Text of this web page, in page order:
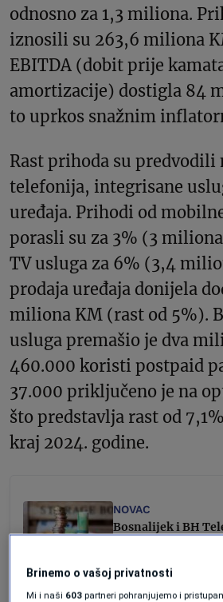
odnosno za 1,3 miliona.
iznosili su 263,6 miliona
EBITDA (dobit prije
amortizacije) dostigla 84
to uprkos snažnim
Rast prihoda su predvodili
telefonija, integrisane
uređaja. Prihodi od
porasli su za 3% (3
TV usluga za 6% (3,4
prodaja uređaja donijela
miliona KM (rast od 5%).
usluga premašio je dva
460.000 koristi postpaid
37.000 priključeno je na
što predstavlja rast od
kraj 2024. godine.
NOVAC
Bosnalijek i BH
domaće kompanije?
Amela Keserović
Brinemo o vašoj privatnosti
Mi i naši 603 partneri pohranjujemo i